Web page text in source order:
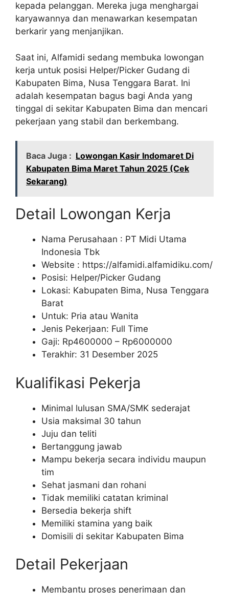
kepada pelanggan. Mereka juga menghargai
karyawannya dan menawarkan kesempatan
berkarir yang menjanjikan.
Saat ini, Alfamidi sedang membuka lowongan
kerja untuk posisi Helper/Picker Gudang di
Kabupaten Bima, Nusa Tenggara Barat. Ini
adalah kesempatan bagus bagi Anda yang
tinggal di sekitar Kabupaten Bima dan mencari
pekerjaan yang stabil dan berkembang.
Baca Juga : Lowongan Kasir Indomaret Di
Kabupaten Bima Maret Tahun 2025 (Cek
Sekarang)
Detail Lowongan Kerja
Nama Perusahaan : PT Midi Utama
Indonesia Tbk
Website : https://alfamidi.alfamidiku.com/
Posisi: Helper/Picker Gudang
Lokasi: Kabupaten Bima, Nusa Tenggara
Barat
Untuk: Pria atau Wanita
Jenis Pekerjaan: Full Time
Gaji: Rp4600000 – Rp6000000
Terakhir: 31 Desember 2025
Kualifikasi Pekerja
Minimal lulusan SMA/SMK sederajat
Usia maksimal 30 tahun
Juju dan teliti
Bertanggung jawab
Mampu bekerja secara individu maupun
tim
Sehat jasmani dan rohani
Tidak memiliki catatan kriminal
Bersedia bekerja shift
Memiliki stamina yang baik
Domisili di sekitar Kabupaten Bima
Detail Pekerjaan
Membantu proses penerimaan dan